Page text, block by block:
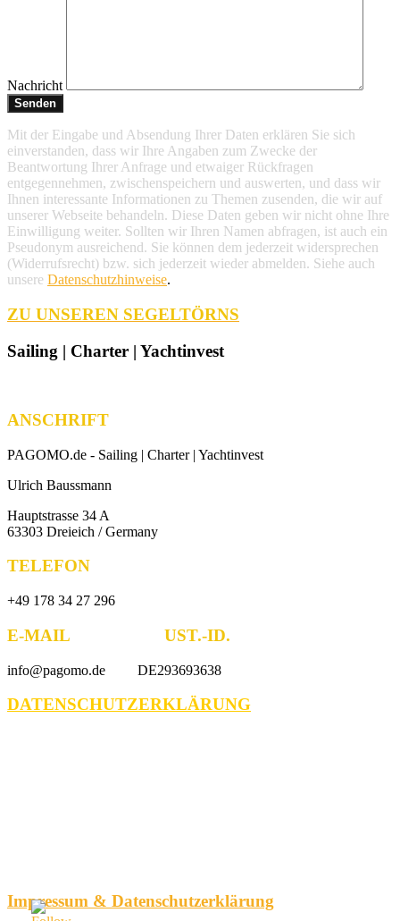
Nachricht
Mit der Eingabe und Absendung Ihrer Daten erklären Sie sich
einverstanden, dass wir Ihre Angaben zum Zwecke der
Beantwortung Ihrer Anfrage und etwaiger Rückfragen
entgegennehmen, zwischenspeichern und auswerten, und dass wir
Ihnen interessante Informationen zu Themen zusenden, die wir auf
unserer Webseite behandeln. Diese Daten geben wir nicht ohne Ihre
Einwilligung weiter. Sollten wir Ihren Namen abfragen, ist auch ein
Pseudonym ausreichend. Sie können dem jederzeit widersprechen
(Widerrufsrecht) bzw. sich jederzeit wieder abmelden. Siehe auch
unsere Datenschutzhinweise.
ZU UNSEREN SEGELTÖRNS
Sailing | Charter | Yachtinvest
ANSCHRIFT
PAGOMO.de - Sailing | Charter | Yachtinvest
Ulrich Baussmann
Hauptstrasse 34 A
63303 Dreieich / Germany
TELEFON
+49 178 34 27 296
E-MAIL UST.-ID.
info@pagomo.de DE293693638
DATENSCHUTZERKLÄRUNG
Impressum & Datenschutzerklärung